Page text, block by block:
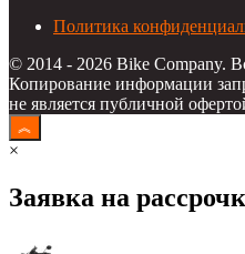
Политика
© 2014 - 2026 Bike Company.
Копирование информации
не является публичной
×
Заявка на